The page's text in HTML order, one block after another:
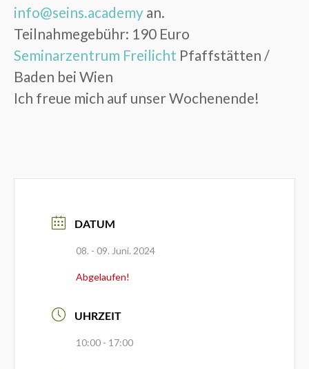
info@seins.academy an.
Teilnahmegebühr: 190 Euro
Seminarzentrum Freilicht Pfaffstätten /
Baden bei Wien
Ich freue mich auf unser Wochenende!
DATUM
08. - 09. Juni. 2024
Abgelaufen!
UHRZEIT
10:00 - 17:00